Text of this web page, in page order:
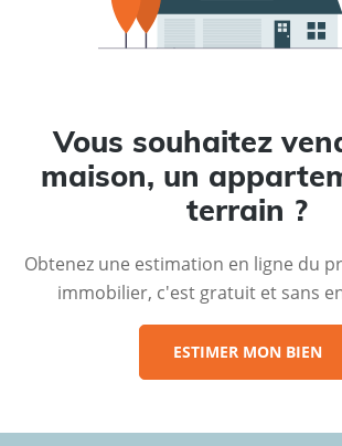
Vous souhaitez
maison, un
terrain ?
Obtenez une estimation en ligne du
immobilier, c'est gratuit et sans
ESTIMER MON BIEN